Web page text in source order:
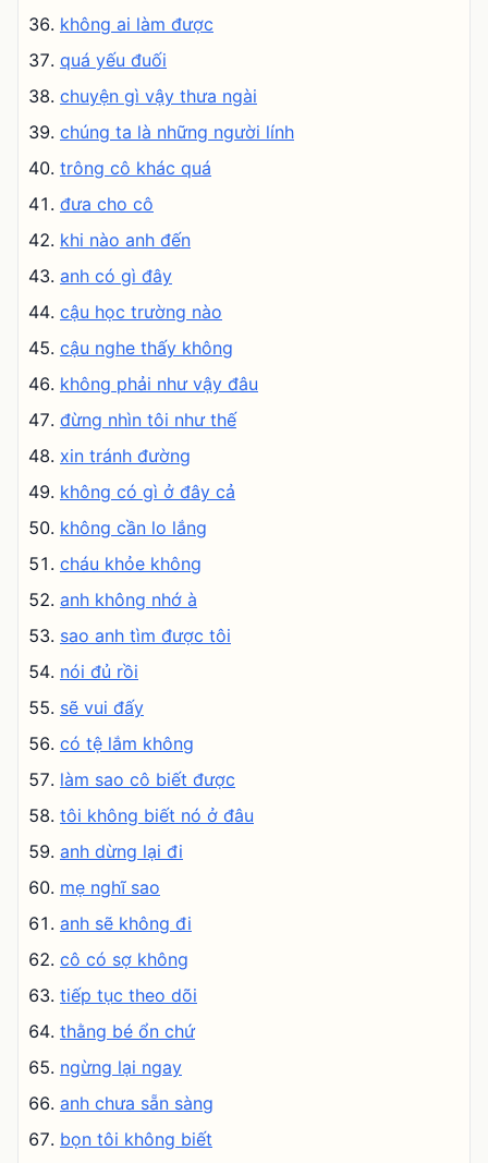
không ai làm được
quá yếu đuối
chuyện gì vậy thưa ngài
chúng ta là những người lính
trông cô khác quá
đưa cho cô
khi nào anh đến
anh có gì đây
cậu học trường nào
cậu nghe thấy không
không phải như vậy đâu
đừng nhìn tôi như thế
xin tránh đường
không có gì ở đây cả
không cần lo lắng
cháu khỏe không
anh không nhớ à
sao anh tìm được tôi
nói đủ rồi
sẽ vui đấy
có tệ lắm không
làm sao cô biết được
tôi không biết nó ở đâu
anh dừng lại đi
mẹ nghĩ sao
anh sẽ không đi
cô có sợ không
tiếp tục theo dõi
thằng bé ổn chứ
ngừng lại ngay
anh chưa sẵn sàng
bọn tôi không biết